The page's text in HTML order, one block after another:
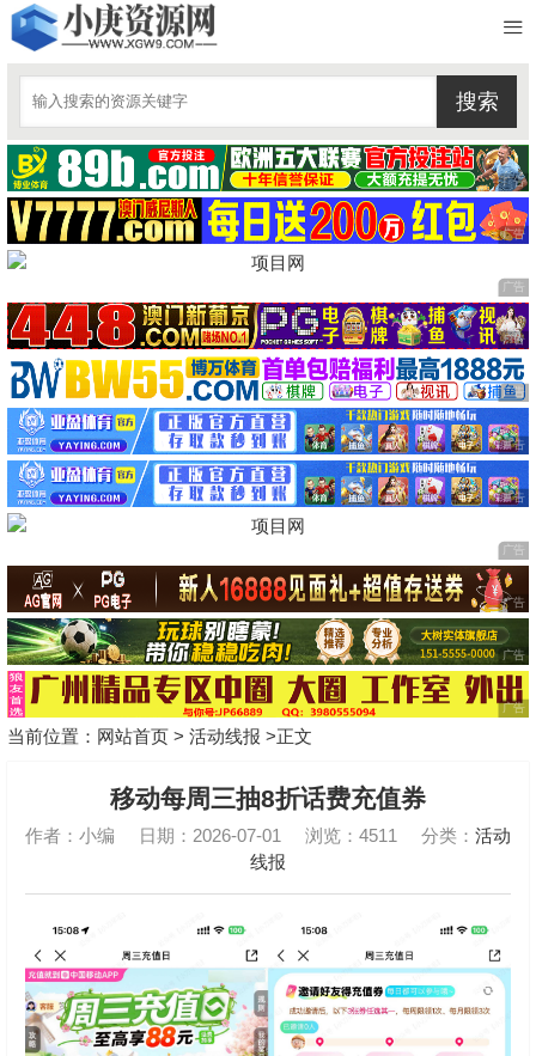
当前位置： 网站首页 > 活动线报 >正文
移动每周三抽8折话费充值券
作者：小编 日期：2026-07-01 浏览：4511 分类： 活动
线报